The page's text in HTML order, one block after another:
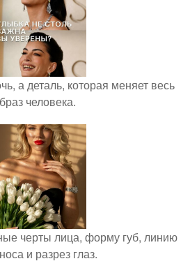
а деталь, которая меняет весь
человека.
черты лица, форму губ, линию
и разрез глаз.